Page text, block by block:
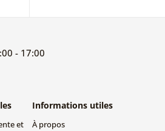
- 17:00
et
Informations utiles
À propos